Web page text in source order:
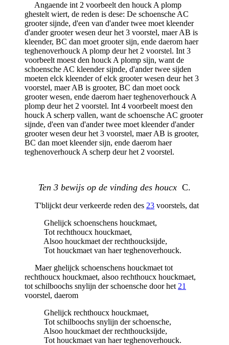
Angaende int 2 voorbeelt den houck A plomp
ghestelt wiert, de reden is dese: De schoensche AC
grooter sijnde, d'een van d'ander twee moet kleender
d'ander grooter wesen deur het 3 voorstel, maer AB is
kleender, BC dan moet grooter sijn, ende daerom haer
teghenoverhouck A plomp deur het 2 voorstel. Int 3
voorbeelt moest den houck A plomp sijn, want de
schoensche AC kleender sijnde, d'ander twee sijden
moeten elck kleender of elck grooter wesen deur het 3
voorstel, maer AB is grooter, BC dan moet oock
grooter wesen, ende daerom haer teghenoverhouck A
plomp deur het 2 voorstel. Int 4 voorbeelt moest den
houck A scherp vallen, want de schoensche AC grooter
sijnde, d'een van d'ander twee moet kleender d'ander
grooter wesen deur het 3 voorstel, maer AB is grooter,
BC dan moet kleender sijn, ende daerom haer
teghenoverhouck A scherp deur het 2 voorstel.
Ten 3 bewijs op de vinding des houcx C.
T'blijckt deur verkeerde reden des 23 voorstels, dat
Ghelijck schoenschens houckmaet,
Tot rechthoucx houckmaet,
Alsoo houckmaet der rechthoucksijde,
Tot houckmaet van haer teghenoverhouck.
Maer ghelijck schoenschens houckmaet tot
rechthoucx houckmaet, alsoo rechthoucx houckmaet,
tot schilboochs snylijn der schoensche door het 21
voorstel, daerom
Ghelijck rechthoucx houckmaet,
Tot schilboochs snylijn der schoensche,
Alsoo houckmaet der rechthoucksijde,
Tot houckmaet van haer teghenoverhouck.